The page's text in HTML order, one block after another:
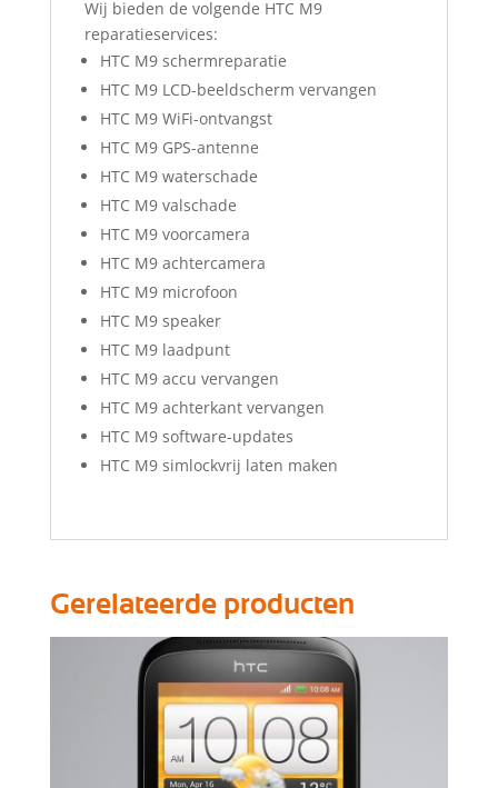
Wij bieden de volgende HTC M9
reparatieservices:
HTC M9 schermreparatie
HTC M9 LCD-beeldscherm vervangen
HTC M9 WiFi-ontvangst
HTC M9 GPS-antenne
HTC M9 waterschade
HTC M9 valschade
HTC M9 voorcamera
HTC M9 achtercamera
HTC M9 microfoon
HTC M9 speaker
HTC M9 laadpunt
HTC M9 accu vervangen
HTC M9 achterkant vervangen
HTC M9 software-updates
HTC M9 simlockvrij laten maken
Gerelateerde producten